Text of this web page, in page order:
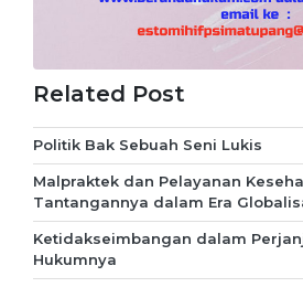
Related Post
Politik Bak Sebuah Seni Lukis
Malpraktek dan Pelayanan
Tantangannya dalam Era
Ketidakseimbangan dalam
Hukumnya